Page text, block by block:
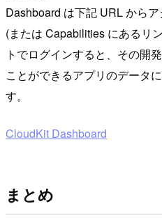
Dashboard は下記 URL から
(または Capabilities にあるリ
トでログインすると、その開
ことができるアプリのデータ
す。
CloudKit Dashboard
まとめ